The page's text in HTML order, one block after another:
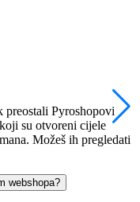
preostali Pyroshopovi
su otvoreni cijele
Možeš ih pregledati
webshopa?